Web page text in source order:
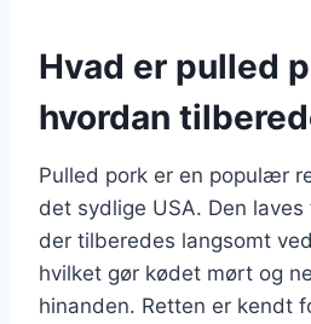
Hvad er pulled
hvordan
Pulled pork er en populær
det sydlige USA. Den
der tilberedes langsomt
hvilket gør kødet mørt og
hinanden. Retten er kendt